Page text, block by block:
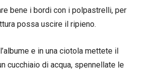
bene i bordi con i polpastrelli, per
possa uscire il ripieno.
e in una ciotola mettete il
cucchiaio di acqua, spennellate le